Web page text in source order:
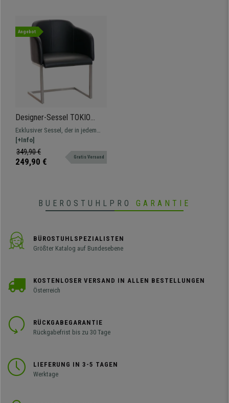
Angebot
Designer-Sessel TOKIO
LEDER, Stahlgestell,
bequeme Sitzpolsterung,
Farbe Schwarz
Exklusiver Sessel, der in jedem
Büro oder Saal einen anmutigen
und eleganten Stil hat. Bequeme
Polsterung, Gestell aus Edelstahl.
[+Info]
349,90 €
249,90 € Gratis Versand
BUEROSTUHLPRO GARANTIE
BÜROSTUHLSPEZIALISTEN
Größter Katalog auf Bundesebene
KOSTENLOSER VERSAND IN ALLEN BESTELLUNGEN
Österreich
RÜCKGABEGARANTIE
Rückgabefrist bis zu 30 Tage
LIEFERUNG IN 3-5 TAGEN
Werktage